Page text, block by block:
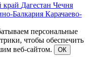
край Дагестан Чечня
Балкария Карачаево-
персональные
чтобы обеспечить
веб-сайтом.
ОК